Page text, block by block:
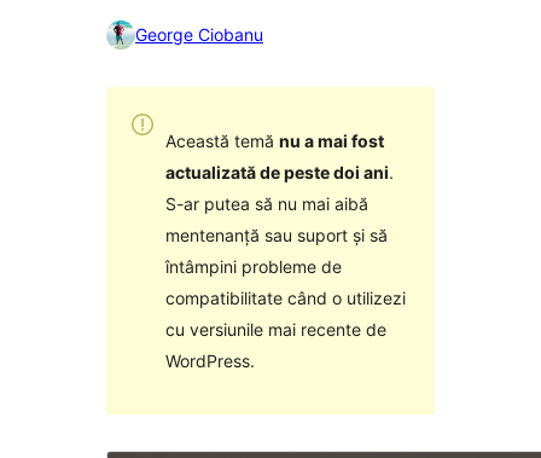
George Ciobanu
Această temă nu a mai fost
actualizată de peste doi ani.
S-ar putea să nu mai aibă
mentenanță sau suport și să
întâmpini probleme de
compatibilitate când o utilizezi
cu versiunile mai recente de
WordPress.